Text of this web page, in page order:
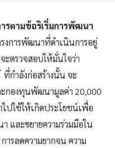
รตามข้อริเริ่มการพัฒนา
งการพัฒนาที่ดำเนินการอยู่
ะตรวจสอบให้มั่นใจว่า
กำลังก่อสร้างนั้น จะ
กองทุนพัฒนามูลค่า 20,000
ปใช้ให้เกิดประโยชน์เพื่อ
และขยายความร่วมมือใน
รลดความยากจน ความ